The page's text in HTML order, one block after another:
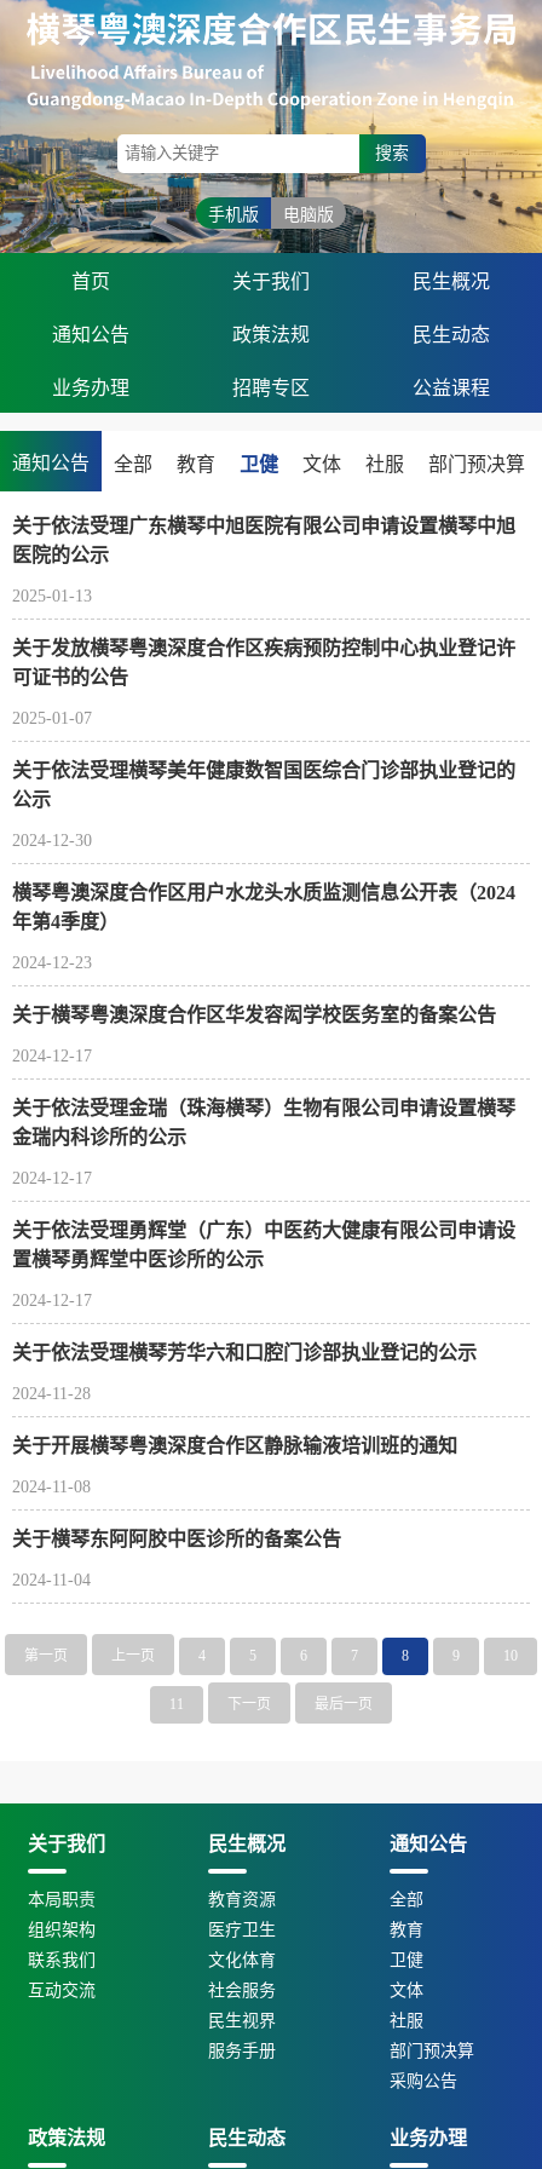
搜索
手机版 电脑版
首页 关于我们 民生概况
通知公告 政策法规 民生动态
业务办理 招聘专区 公益课程
通知公告 全部 教育 卫健 文体 社服 部门预决算
关于依法受理广东横琴中旭医院有限公司申请设置横琴中旭
医院的公示
2025-01-13
关于发放横琴粤澳深度合作区疾病预防控制中心执业登记许
可证书的公告
2025-01-07
关于依法受理横琴美年健康数智国医综合门诊部执业登记的
公示
2024-12-30
横琴粤澳深度合作区用户水龙头水质监测信息公开表（2024
年第4季度）
2024-12-23
关于横琴粤澳深度合作区华发容闳学校医务室的备案公告
2024-12-17
关于依法受理金瑞（珠海横琴）生物有限公司申请设置横琴
金瑞内科诊所的公示
2024-12-17
关于依法受理勇辉堂（广东）中医药大健康有限公司申请设
置横琴勇辉堂中医诊所的公示
2024-12-17
关于依法受理横琴芳华六和口腔门诊部执业登记的公示
2024-11-28
关于开展横琴粤澳深度合作区静脉输液培训班的通知
2024-11-08
关于横琴东阿阿胶中医诊所的备案公告
2024-11-04
第一页 上一页 4 5 6 7 8 9 10
11 下一页 最后一页
关于我们
本局职责
组织架构
联系我们
互动交流
民生概况
教育资源
医疗卫生
文化体育
社会服务
民生视界
服务手册
通知公告
全部
教育
卫健
文体
社服
部门预决算
采购公告
政策法规 民生动态 业务办理